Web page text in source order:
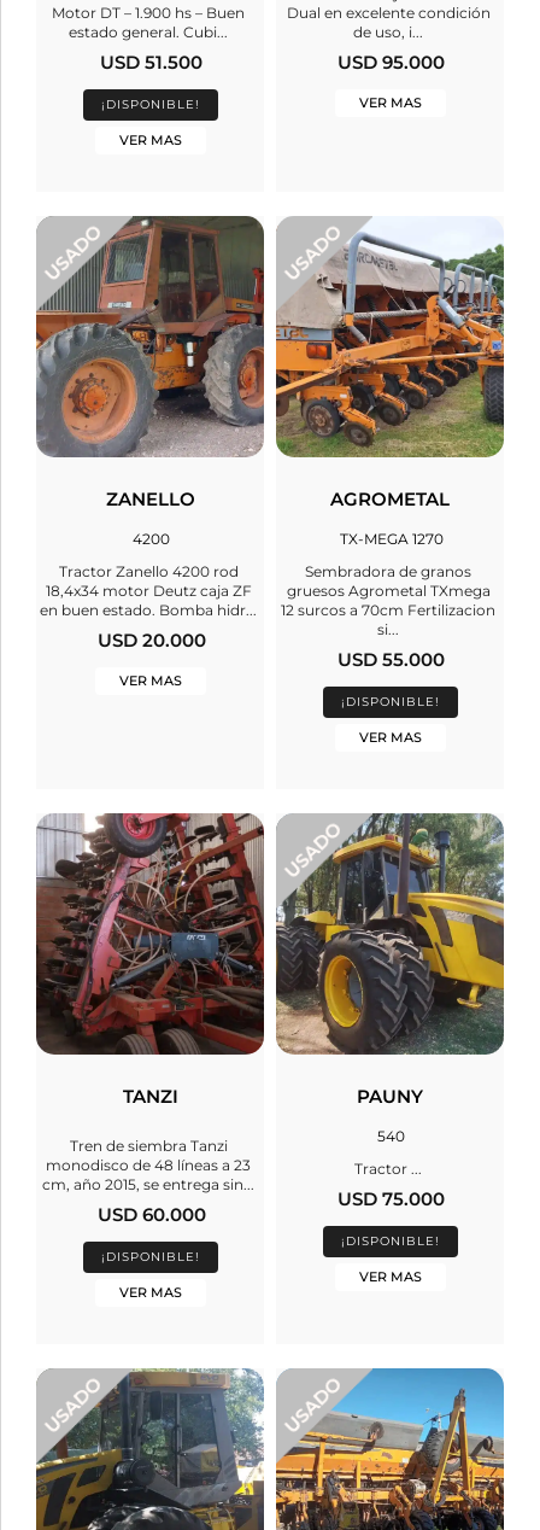
Motor DT – 1.900 hs – Buen
estado general. Cubi...
USD 51.500
¡DISPONIBLE!
VER MAS
Dual en excelente condición
de uso, i...
USD 95.000
VER MAS
ZANELLO
4200
Tractor Zanello 4200 rod
18,4x34 motor Deutz caja ZF
en buen estado. Bomba hidr...
USD 20.000
VER MAS
AGROMETAL
TX-MEGA 1270
Sembradora de granos
gruesos Agrometal TXmega
12 surcos a 70cm Fertilizacion
si...
USD 55.000
¡DISPONIBLE!
VER MAS
TANZI
Tren de siembra Tanzi
monodisco de 48 líneas a 23
cm, año 2015, se entrega sin...
USD 60.000
¡DISPONIBLE!
VER MAS
PAUNY
540
Tractor ...
USD 75.000
¡DISPONIBLE!
VER MAS